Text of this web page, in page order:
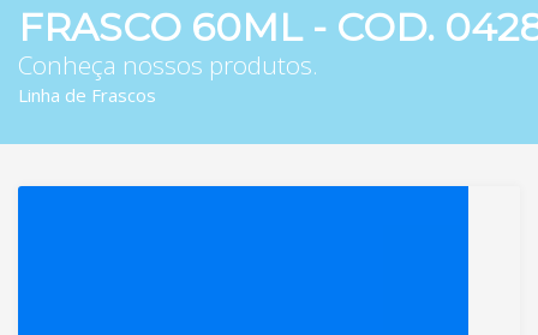
FRASCO 60ML - COD.
Conheça nossos produtos.
Linha de Frascos